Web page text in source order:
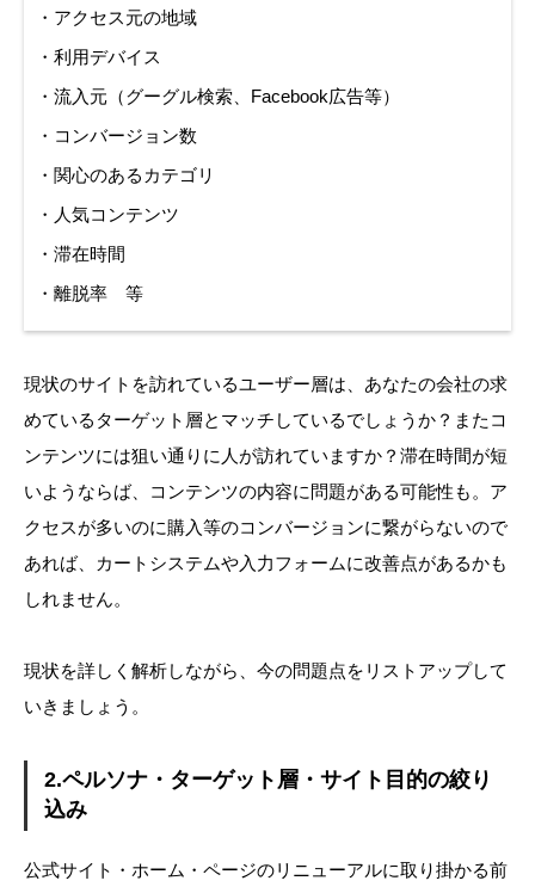
・アクセス元の地域
・利用デバイス
・流入元（グーグル検索、Facebook広告等）
・コンバージョン数
・関心のあるカテゴリ
・人気コンテンツ
・滞在時間
・離脱率 等
現状のサイトを訪れているユーザー層は、あなたの会社の求
めているターゲット層とマッチしているでしょうか？またコ
ンテンツには狙い通りに人が訪れていますか？滞在時間が短
いようならば、コンテンツの内容に問題がある可能性も。ア
クセスが多いのに購入等のコンバージョンに繋がらないので
あれば、カートシステムや入力フォームに改善点があるかも
しれません。
現状を詳しく解析しながら、今の問題点をリストアップして
いきましょう。
2.ペルソナ・ターゲット層・サイト目的の絞り
込み
公式サイト・ホーム・ページのリニューアルに取り掛かる前